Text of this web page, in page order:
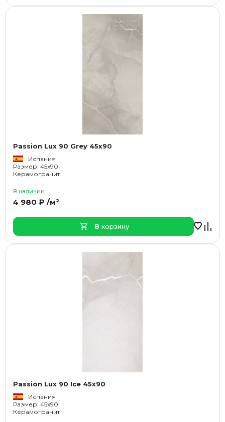
Passion Lux 90 Grey 45x90
Испания
Размер: 45x90
Керамогранит
В наличии
4 980 ₽ /м²
В корзину
Passion Lux 90 Ice 45x90
Испания
Размер: 45x90
Керамогранит